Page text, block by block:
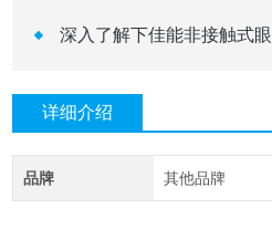
深入了解下佳能非接触式
详细介绍
品牌 其他品牌